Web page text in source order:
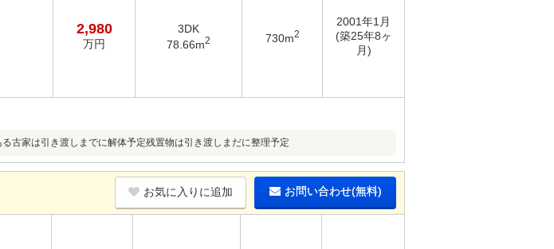
2,980
万円
3DK
78.66m2 730m2
2001年1月
(築25年8ヶ
月)
古家は引き渡しまでに解体予定残置物は引き渡しまだに整理予定
お気に入りに追加 お問い合わせ(無料)